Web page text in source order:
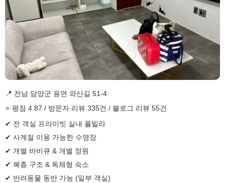
📍 전남 담양군 용면 와산길 51-4
⭐ 평점 4.87 / 방문자 리뷰 335건 / 블로그 리뷰 55건
✔ 전 객실 프라이빗 실내 풀빌라
✔ 사계절 이용 가능한 수영장
✔ 개별 바비큐 & 개별 정원
✔ 복층 구조 & 독채형 숙소
✔ 반려동물 동반 가능 (일부 객실)